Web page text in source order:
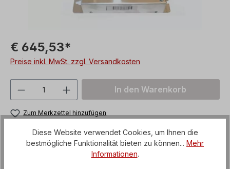
€ 645,53*
Preise inkl. MwSt. zzgl. Versandkosten
Produkt Anzahl: Gib denIn den Warenkorb
Zum Merkzettel hinzufügen
Unsere Zahlungsarten
Diese Website verwendet Cookies, um Ihnen die
bestmögliche Funktionalität bieten zu können... Mehr
Informationen.